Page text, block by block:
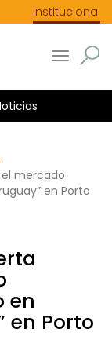
Institucional
Toggle
mercado
en Porto
en
en Porto